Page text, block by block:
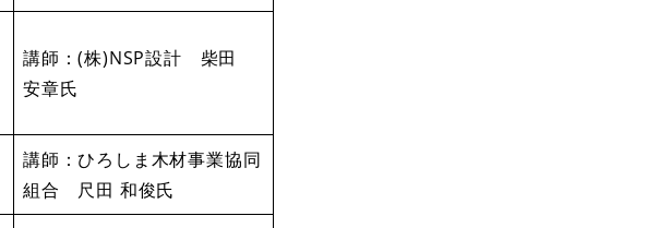
講師：(株)NSP設計 柴田
安章氏
講師：ひろしま木材事業協同
組合 尺田 和俊氏